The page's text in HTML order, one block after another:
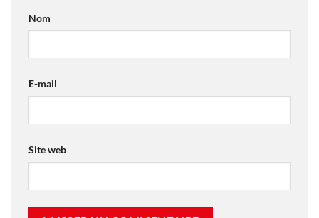
Nom
E-mail
Site web